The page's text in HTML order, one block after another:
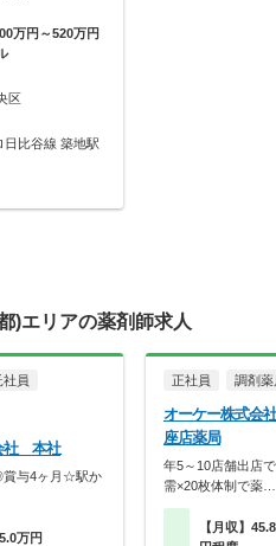
万円～520万円
区
日比谷線 築地駅
)エリアの薬剤師求人
社員
社 本社
与4ヶ月☆駅か
万円
正社員 調剤薬
オーケー株式会
座店薬局
年5～10店舗出店
需×20枚体制で薬…
【月収】